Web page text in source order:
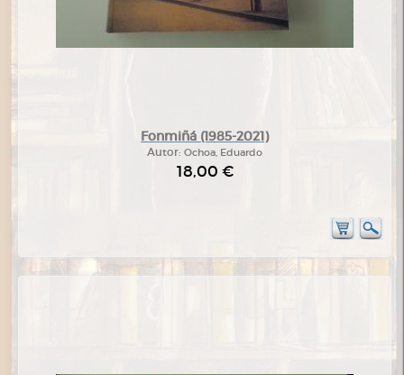
Fonmiñá (1985-2021)
Autor: Ochoa, Eduardo
18,00 €